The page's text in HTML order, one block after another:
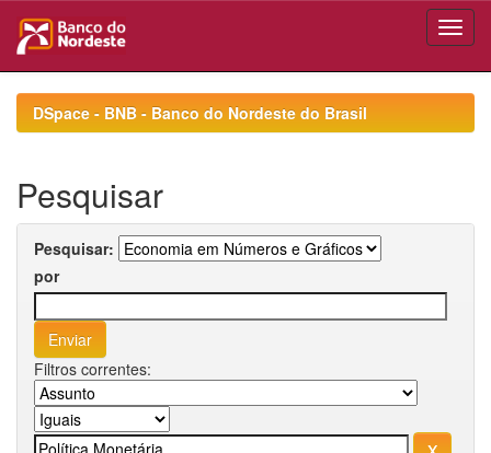
navigationDSpace - BNB - Banco do Nordeste do Brasil
Pesquisar
Pesquisar:
por
Filtros correntes: